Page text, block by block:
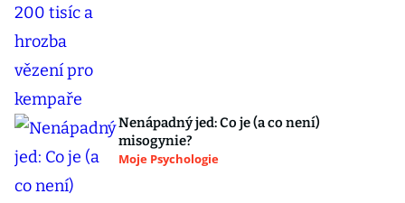
Nenápadný jed: Co je (a co není)
misogynie?
Moje Psychologie